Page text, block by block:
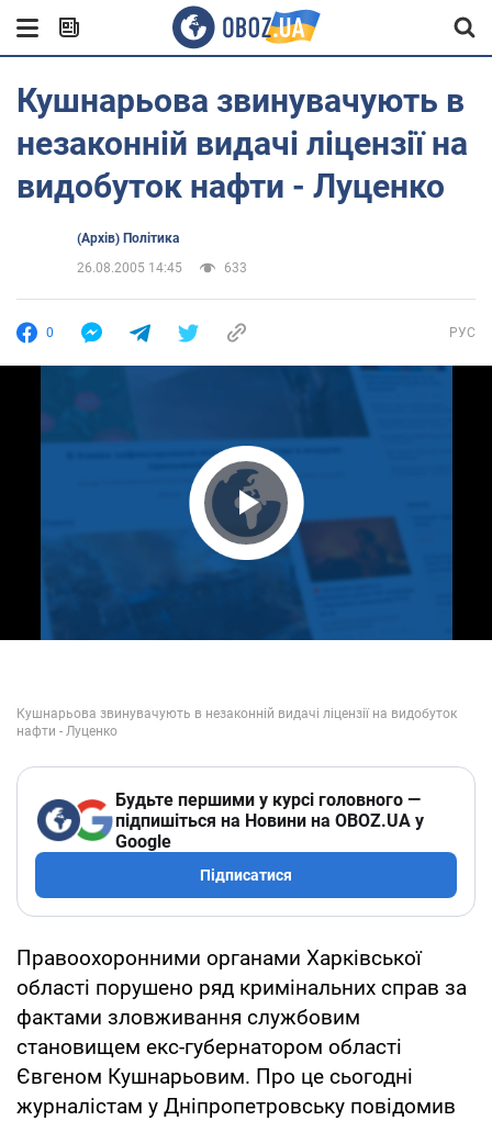
Кушнарьова звинувачують в
незаконній видачі ліцензії на
видобуток нафти - Луценко
(Архів) Політика
26.08.2005 14:45
633
0 РУС
Play Video
Будьте першими у курсі головного —
підпишіться на Новини на OBOZ.UA у
Google
Підписатися
Правоохоронними органами Харківської
області порушено ряд кримінальних справ за
фактами зловживання службовим
становищем екс-губернатором області
Євгеном Кушнарьовим. Про це сьогодні
журналістам у Дніпропетровську повідомив